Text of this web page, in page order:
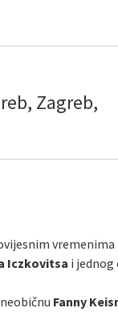
Zagreb,
Iczkovitsa i jednog
Fanny